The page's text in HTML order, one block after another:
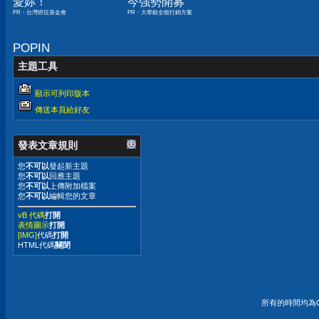
PR・台灣癌症基金會 PR・大華銀全能行銷方案
POPIN
主題工具
顯示可列印版本
傳送本頁給好友
發表文章規則
您不可以發起新主題
您不可以 回應主題
您不可以 上傳附加檔案
您不可以編輯您的文章
vB 代碼打開
表情圖示打開
[IMG]代碼打開
HTML代碼關閉
所有的時間均為